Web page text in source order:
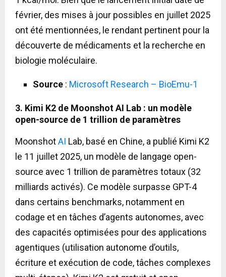
février, des mises à jour possibles en juillet 2025
ont été mentionnées, le rendant pertinent pour la
découverte de médicaments et la recherche en
biologie moléculaire.
Source : Microsoft Research – BioEmu-1
3. Kimi K2 de Moonshot AI Lab : un modèle
open-source de 1 trillion de paramètres
MoonshotAI Lab, basé en Chine, a publié Kimi K2
le 11 juillet 2025, un modèle de langage open-
source avec 1 trillion de paramètres totaux (32
milliards activés). Ce modèle surpasse GPT-4
dans certains benchmarks, notamment en
codage et en tâches d’agents autonomes, avec
des capacités optimisées pour des applications
agentiques (utilisation autonome d’outils,
écriture et exécution de code, tâches complexes